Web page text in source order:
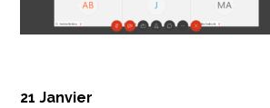
21 Janvier